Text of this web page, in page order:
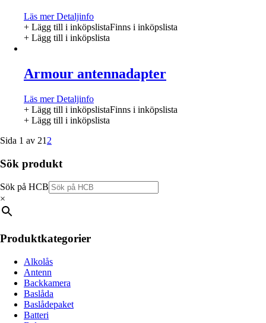
Läs merDetaljinfo
+ Lägg till i inköpslistaFinns i inköpslista
+ Lägg till i inköpslista
Armour antennadapter
Läs merDetaljinfo
+ Lägg till i inköpslistaFinns i inköpslista
+ Lägg till i inköpslista
Sida 1 av 21 2
Sök produkt
Sök på HCB
×
Produktkategorier
Alkolås
Antenn
Backkamera
Baslåda
Baslådepaket
Batteri